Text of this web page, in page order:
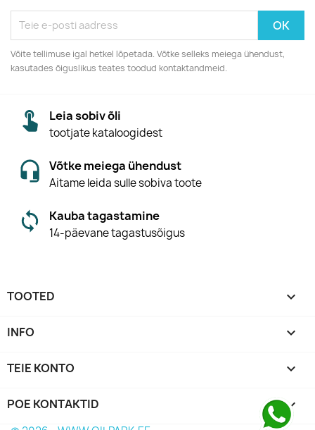
Võite tellimuse igal hetkel lõpetada. Võtke selleks meiega ühendust,
kasutades õiguslikus teates toodud kontaktandmeid.
Leia sobiv õli
tootjate kataloogidest
Võtke meiega ühendust
Aitame leida sulle sobiva toote
Kauba tagastamine
14-päevane tagastusõigus
TOOTED 
INFO 
TEIE KONTO 
POE KONTAKTID keyboard_arrow_down